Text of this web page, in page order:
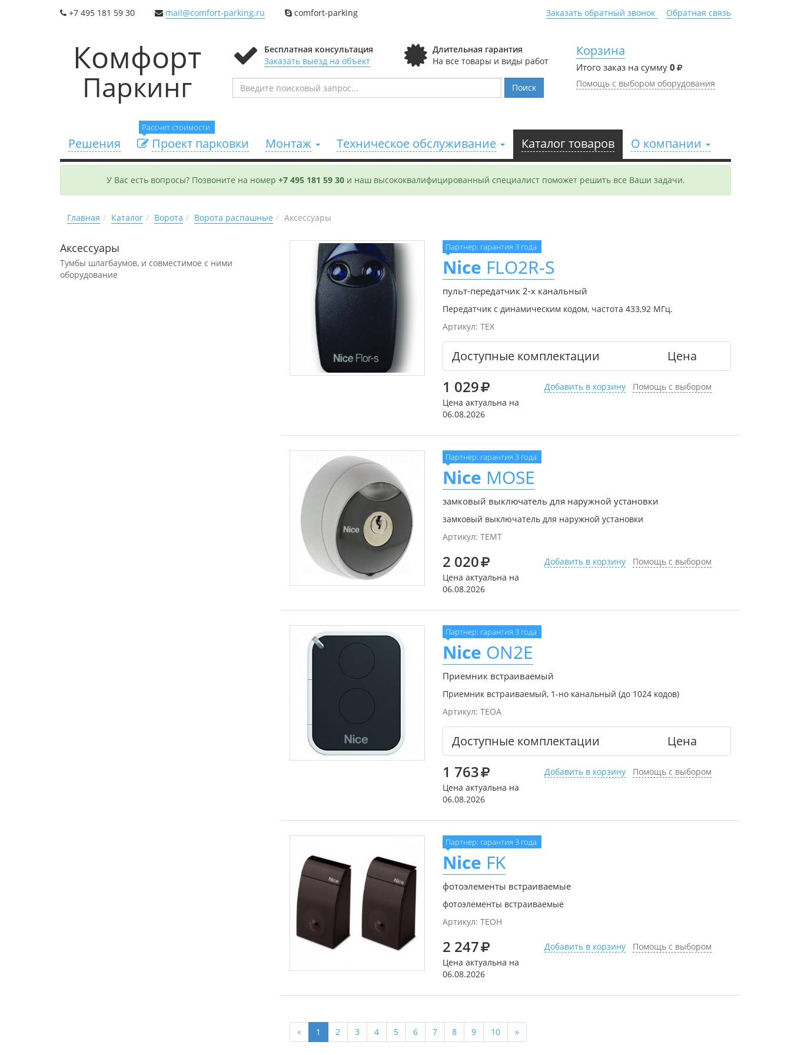
+7 495 181 59 30 mail@comfort-parking.ru comfort-parking Заказать обратный звонок Обратная связь
Комфорт
Паркинг
Бесплатная консультация
Заказать выезд на объект
Длительная гарантия
На все товары и виды работ
Поиск
Корзина
Итого заказ на сумму0
Помощь с выбором оборудования
Решения
Рассчет стоимости
Проект парковки Монтаж Техническое обслуживание Каталог товаров О компании
У Вас есть вопросы? Позвоните на номер +7 495 181 59 30и наш высококвалифицированный специалист поможет решить все Ваши задачи.
Главная Каталог Ворота Ворота распашные Аксессуары
Аксессуары
Тумбы шлагбаумов, и совместимое с ними
оборудование
Партнер: гарантия 3 года
Nice FLO2R-S
пульт-передатчик 2-х канальный
Передатчик с динамическим кодом, частота 433,92 МГц.
Артикул: TEX
Доступные комплектации Цена
1 029
Цена актуальна на
06.08.2026
Добавить в корзину Помощь с выбором
Партнер: гарантия 3 года
Nice MOSE
замковый выключатель для наружной установки
замковый выключатель для наружной установки
Артикул: TEMT
2 020
Цена актуальна на
06.08.2026
Добавить в корзину Помощь с выбором
Партнер: гарантия 3 года
Nice ON2E
Приемник встраиваемый
Приемник встраиваемый, 1-но канальный (до 1024 кодов)
Артикул: TEOA
Доступные комплектации Цена
1 763
Цена актуальна на
06.08.2026
Добавить в корзину Помощь с выбором
Партнер: гарантия 3 года
Nice FK
фотоэлементы встраиваемые
фотоэлементы встраиваемые
Артикул: TEOH
2 247
Цена актуальна на
06.08.2026
Добавить в корзину Помощь с выбором
« 1 2 3 4 5 6 7 8 9 10 »